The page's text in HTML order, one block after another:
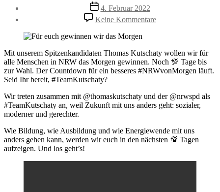
Veröffentlichungsdatum
4. Februar 2022
Keine Kommentarezu
Für
wir
das
Morgen
Mit unserem Spitzenkandidaten Thomas Kutschaty wollen wir für
alle Menschen in NRW das Morgen gewinnen. Noch 💯 Tage bis
zur Wahl. Der Countdown für ein besseres #NRWvonMorgen läuft.
Seid Ihr bereit, #TeamKutschaty?
Wir treten zusammen mit @thomaskutschaty und der @nrwspd als
#TeamKutschaty an, weil Zukunft mit uns anders geht: sozialer,
moderner und gerechter.
Wie Bildung, wie Ausbildung und wie Energiewende mit uns
anders gehen kann, werden wir euch in den nächsten 💯 Tagen
aufzeigen. Und los geht’s!